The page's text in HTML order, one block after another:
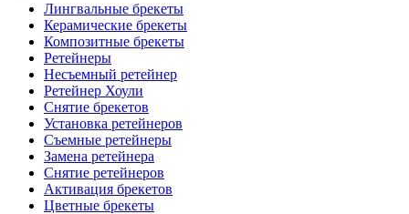
Лингвальные брекеты
Керамические брекеты
Композитные брекеты
Ретейнеры
Несъемный ретейнер
Ретейнер Хоули
Снятие брекетов
Установка ретейнеров
Съемные ретейнеры
Замена ретейнера
Снятие ретейнеров
Активация брекетов
Цветные брекеты